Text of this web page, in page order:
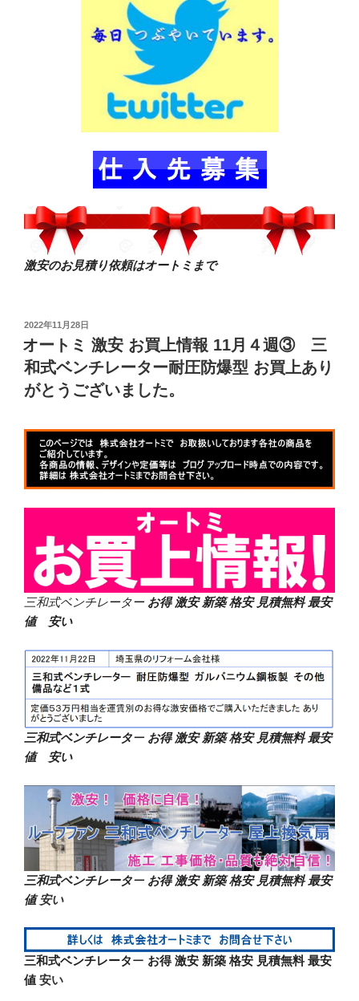
激安のお見積り依頼はオートミまで
投
稿
日:
2022年11月28日
オートミ 激安 お買上情報 11月４週③ 三
和式ベンチレーター耐圧防爆型 お買上あり
がとうございました。
三和式ベンチレーター お得 激安 新築 格安 見積無料 最安
値 安い
三和式ベンチレーター お得 激安 新築 格安 見積無料 最安
値 安い
三和式ベンチレーター お得 激安 新築 格安 見積無料 最安
値 安い
三和式ベンチレーター お得 激安 新築 格安 見積無料 最安
値 安い